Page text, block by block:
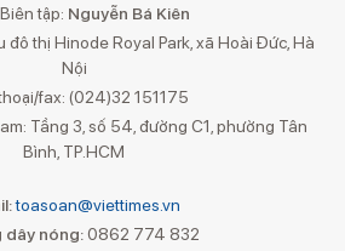
tập: Nguyễn Bá Kiên
đô thị Hinode Royal Park, xã Hoài Đức, Hà
Nội
fax: (024)32 151175
Tầng 3, số 54, đường C1, phường Tân
Bình, TP.HCM
toasoan@viettimes.vn
dây nóng: 0862 774 832